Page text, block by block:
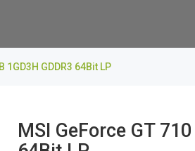
1GD3H GDDR3 64Bit LP
MSI GeForce GT